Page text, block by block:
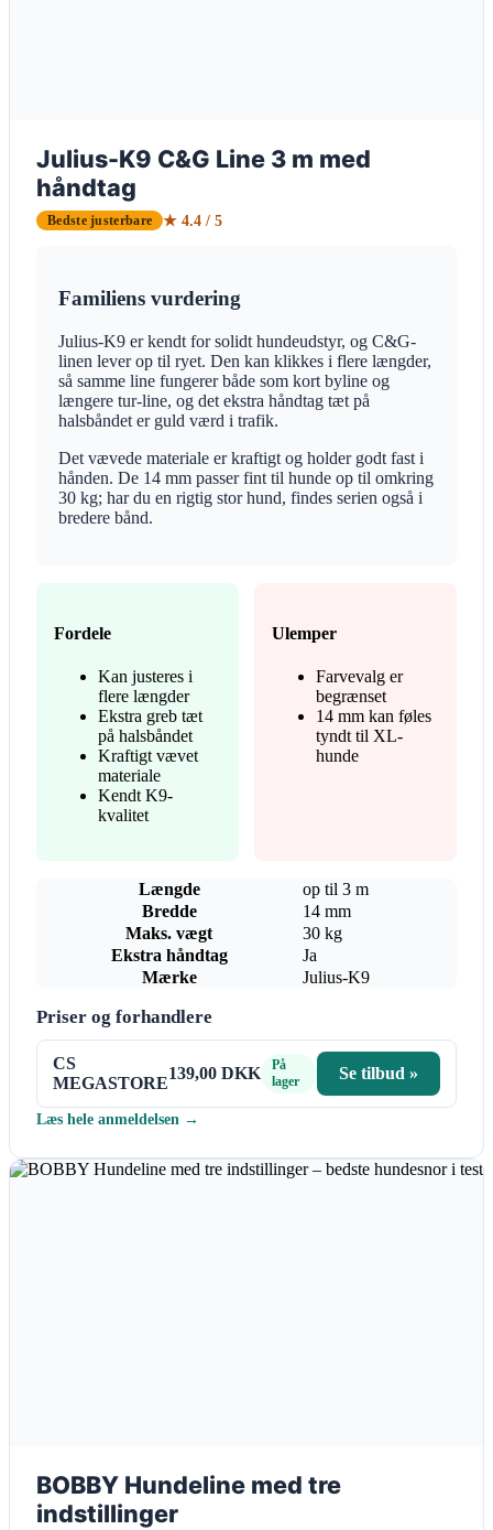
Julius-K9 C&G Line 3 m med
håndtag
Bedste justerbare ★ 4.4 / 5
Familiens vurdering
Julius-K9 er kendt for solidt hundeudstyr, og C&G-
linen lever op til ryet. Den kan klikkes i flere længder,
så samme line fungerer både som kort byline og
længere tur-line, og det ekstra håndtag tæt på
halsbåndet er guld værd i trafik.
Det vævede materiale er kraftigt og holder godt fast i
hånden. De 14 mm passer fint til hunde op til omkring
30 kg; har du en rigtig stor hund, findes serien også i
bredere bånd.
Fordele
Kan justeres i
flere længder
Ekstra greb tæt
på halsbåndet
Kraftigt vævet
materiale
Kendt K9-
kvalitet
Ulemper
Farvevalg er
begrænset
14 mm kan føles
tyndt til XL-
hunde
Længde
op til 3 m
Bredde
14 mm
Maks. vægt
30 kg
Ekstra håndtag
Ja
Mærke
Julius-K9
Priser og forhandlere
CS
MEGASTORE
139,00 DKK
På
lager
Se tilbud »
Læs hele anmeldelsen →
BOBBY Hundeline med tre
indstillinger